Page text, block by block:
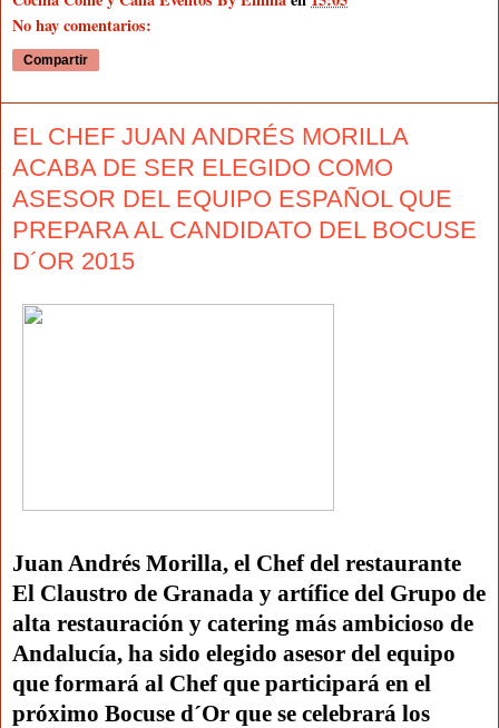
No hay comentarios:
Compartir
EL CHEF JUAN ANDRÉS MORILLA
ACABA DE SER ELEGIDO COMO
ASESOR DEL EQUIPO ESPAÑOL QUE
PREPARA AL CANDIDATO DEL BOCUSE
D´OR 2015
Juan Andrés Morilla, el Chef del restaurante
El Claustro de Granada y artífice del Grupo de
alta restauración y catering más ambicioso de
Andalucía, ha sido elegido asesor del equipo
que formará al Chef que participará en el
próximo Bocuse d´Or que se celebrará los